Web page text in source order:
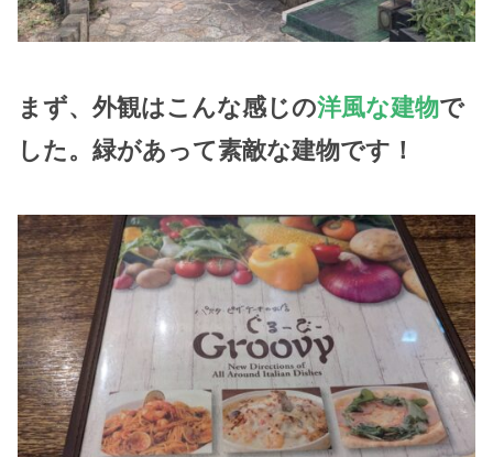
まず、外観はこんな感じの洋風な建物で
した。緑があって素敵な建物です！